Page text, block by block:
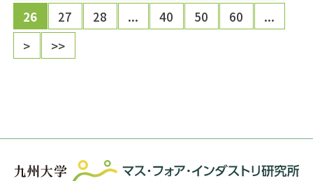
26
27 28 ... 40 50 60
...
>
>>